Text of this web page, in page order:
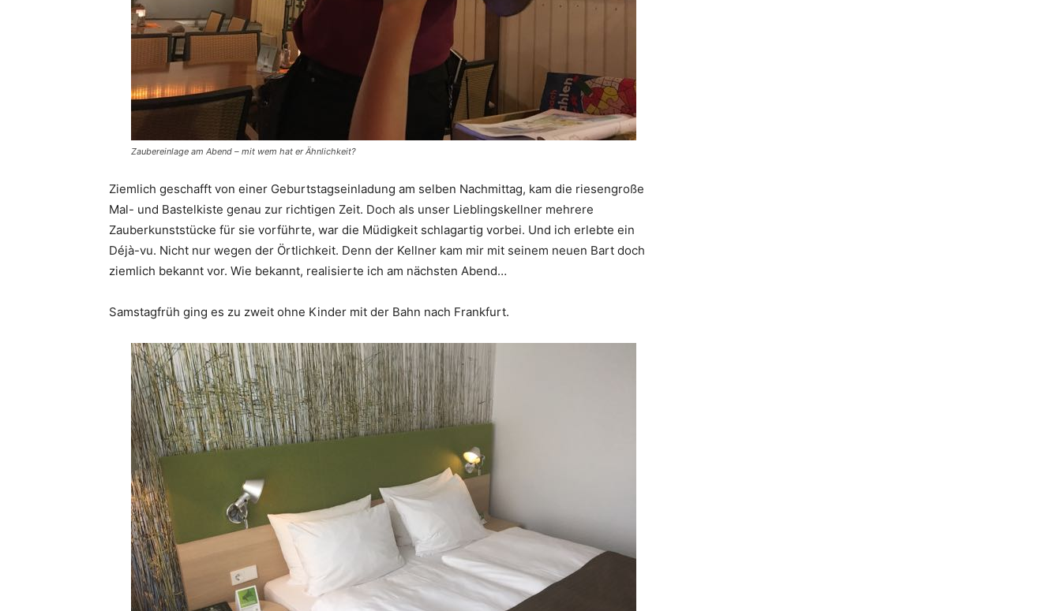
Zaubereinlage am Abend – mit wem hat er Ähnlichkeit?
Ziemlich geschafft von einer Geburtstagseinladung am selben Nachmittag, kam die riesengroße
Mal- und Bastelkiste genau zur richtigen Zeit. Doch als unser Lieblingskellner mehrere
Zauberkunststücke für sie vorführte, war die Müdigkeit schlagartig vorbei. Und ich erlebte ein
Déjà-vu. Nicht nur wegen der Örtlichkeit. Denn der Kellner kam mir mit seinem neuen Bart doch
ziemlich bekannt vor. Wie bekannt, realisierte ich am nächsten Abend…
Samstagfrüh ging es zu zweit ohne Kinder mit der Bahn nach Frankfurt.